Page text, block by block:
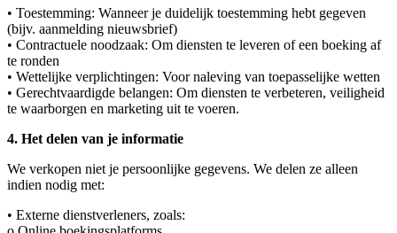
• Toestemming: Wanneer je duidelijk toestemming hebt gegeven
(bijv. aanmelding nieuwsbrief)
• Contractuele noodzaak: Om diensten te leveren of een boeking af
te ronden
• Wettelijke verplichtingen: Voor naleving van toepasselijke wetten
• Gerechtvaardigde belangen: Om diensten te verbeteren, veiligheid
te waarborgen en marketing uit te voeren.
4. Het delen van je informatie
We verkopen niet je persoonlijke gegevens. We delen ze alleen
indien nodig met:
• Externe dienstverleners, zoals: